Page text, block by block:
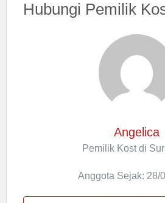
Hubungi Pemilik
Angelica
Pemilik Kost di
Anggota Sejak: 28/